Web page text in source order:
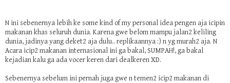
N ini sebenernya lebih ke some kind of my personal idea pengen aja icipin
makanan khas seluruh dunia. Karena gwe belom mampu jalan2 keliling
dunia, jadinya yang deket2 aja dulu.. replikaannya :) n yg murah2 aja. N
Acara icip2 makanan internasional ini ga bakal, SUMPAH!, ga bakal
kejadian kalu ga ada vocer keren dari dealkerenXD.
Sebenernya sebelum ini pernah juga gwe n temen2 icip2 makanan di